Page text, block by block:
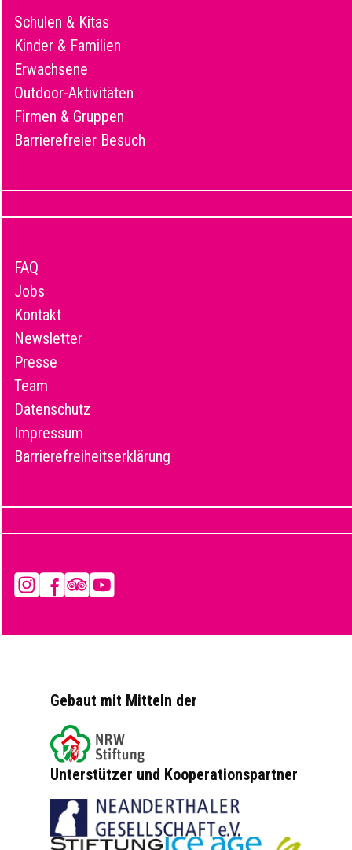
Schulen & Kitas
Kinder & Familien
Erwachsene
Outdoor-Aktivitäten
Firmen & Gruppen
Barrierefreier Besuch
FAQ
Jobs
Kontakt
Newsletter
Presse
Team
Datenschutz
Impressum
Barrierefreiheitserklärung
InstagramFacebook
Tripadvisor
YouTube
Gebaut mit Mitteln der
Unterstützer und Kooperationspartner